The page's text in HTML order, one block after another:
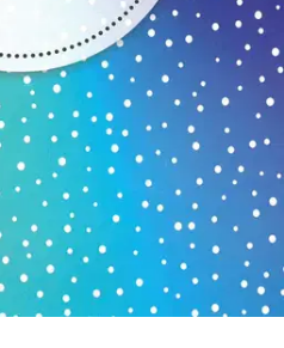
on puutteita tai niitä